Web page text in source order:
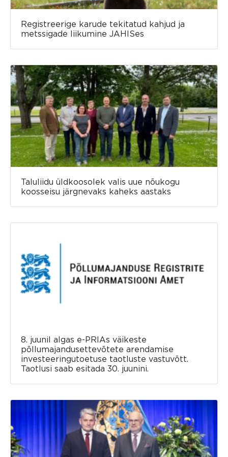
Registreerige karude tekitatud kahjud ja
metssigade liikumine JAHISes
Taluliidu üldkoosolek valis uue nõukogu
koosseisu järgnevaks kaheks aastaks
8. juunil algas e-PRIAs väikeste
põllumajandusettevõtete arendamise
investeeringutoetuse taotluste vastuvõtt.
Taotlusi saab esitada 30. juunini.